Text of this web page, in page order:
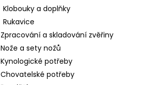
Klobouky a doplňky
Rukavice
Zpracování a skladování zvěřiny
Nože a sety nožů
Kynologické potřeby
Chovatelské potřeby